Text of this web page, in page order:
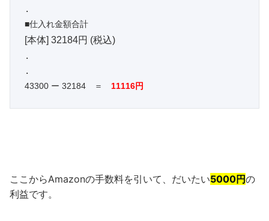
■仕入れ金額合計
[本体] 32184円 (税込)
.
43300 ー 32184　＝ 11116円
ここからAmazonの手数料を引いて、だいたい5000円の
利益です。